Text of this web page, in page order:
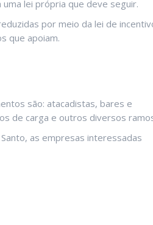
lei própria que deve seguir.
por meio da lei de
que apoiam.
são: atacadistas, bares e
de carga e outros diversos
as empresas interessadas